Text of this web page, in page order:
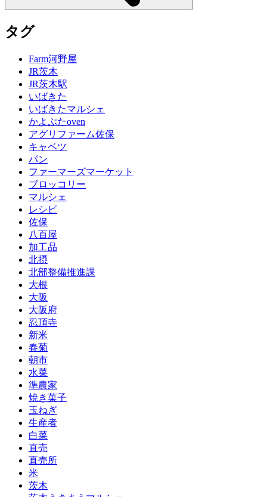
タグ
Farm河野屋
JR茨木
JR茨木駅
いばきた
いばきたマルシェ
かよぶたoven
アグリファーム佐保
キャベツ
パン
ファーマーズマーケット
ブロッコリー
マルシェ
レシピ
佐保
八百屋
加工品
北摂
北部整備推進課
大根
大阪
大阪府
忍頂寺
新米
春菊
朝市
水菜
準農家
焼き菓子
玉ねぎ
生産者
白菜
直売
直売所
米
茨木